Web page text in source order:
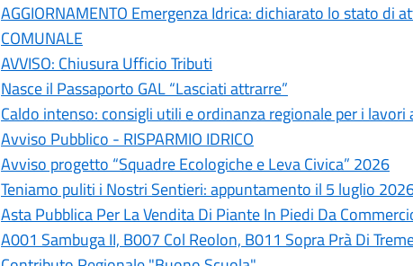
AGGIORNAMENTO Emergenza Idrica: dichiarato lo stato di
COMUNALE
AVVISO: Chiusura Ufficio Tributi
Nasce il Passaporto GAL “Lasciati attrarre”
Caldo intenso: consigli utili e ordinanza regionale per i lavori
Avviso Pubblico - RISPARMIO IDRICO
Avviso progetto “Squadre Ecologiche e Leva Civica” 2026
Teniamo puliti i Nostri Sentieri: appuntamento il 5 luglio
Asta Pubblica Per La Vendita Di Piante In Piedi Da
A001 Sambuga II, B007 Col Reolon, B011 Sopra Prà Di